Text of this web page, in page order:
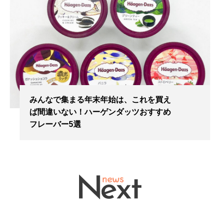
みんなで集まる年末年始は、これを買え
ば間違いない！ハーゲンダッツおすすめ
フレーバー5選